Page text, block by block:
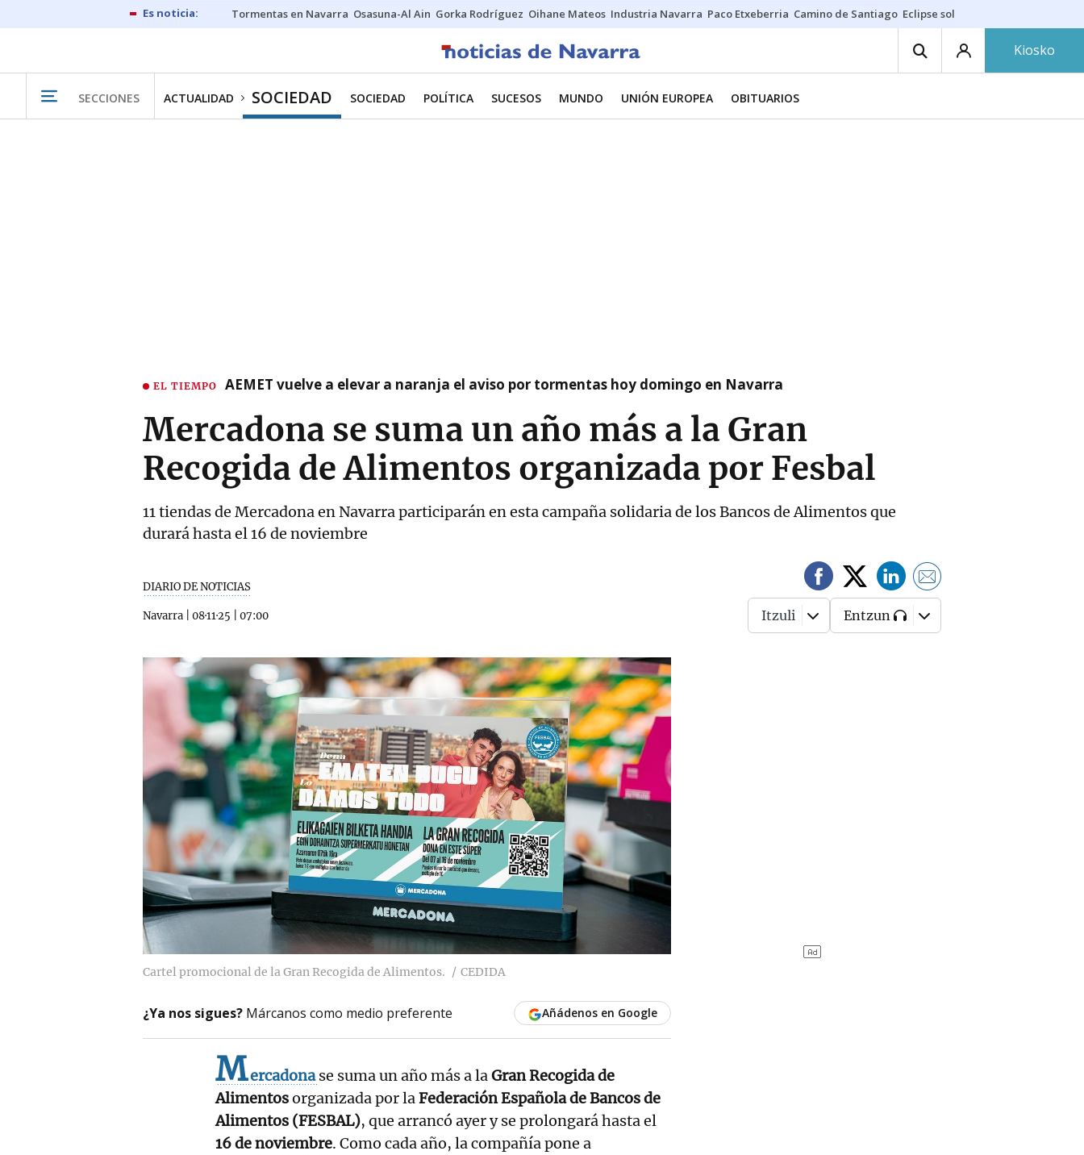
Tormentas en Navarra Osasuna-Al Ain Gorka Rodríguez Oihane Mateos Industria Navarra Paco Etxeberria Camino de Santiago Eclipse solar en Navarra
Kiosko
SECCIONES ACTUALIDAD SOCIEDAD SOCIEDAD POLÍTICA SUCESOS MUNDO UNIÓN EUROPEA OBITUARIOS
EL TIEMPO AEMET vuelve a elevar a naranja el aviso por tormentas hoy domingo en Navarra
Mercadona se suma un año más a la Gran
Recogida de Alimentos organizada por Fesbal
11 tiendas de Mercadona en Navarra participarán en esta campaña solidaria de los Bancos de Alimentos que
durará hasta el 16 de noviembre
DIARIO DE NOTICIAS
Navarra 08·11·25 07:00 Itzuli Entzun
Cartel promocional de la Gran Recogida de Alimentos. CEDIDA
¿Ya nos sigues? Márcanos como medio preferente Añádenos en Google
Mercadona se suma un año más a laGran Recogida de
Alimentosorganizada por laFederación Española de Bancos de
Alimentos (FESBAL), que arrancó ayer y se prolongará hasta el
16 de noviembre. Como cada año, la compañía pone a